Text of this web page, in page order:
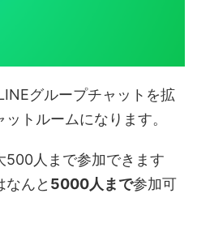
グループチャットを拡
トルームになります。
500人まで参加できます
なんと 5000人まで参加可